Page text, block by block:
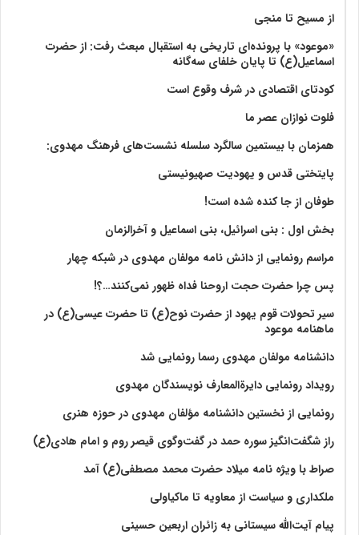
از مسیح تا منجی
«موعود» با پرونده‌ای تاریخی به استقبال مبعث رفت: از حضرت
اسماعیل(ع) تا پایان خلفای سه‌گانه
کودتای اقتصادی در شرف وقوع است
فلوت نوازان عصر ما
همزمان با بیستمین سالگرد سلسله نشست‌های فرهنگ مهدوی:‌
پایتختی قدس و یهودیت صهیونیستی
طوفان از جا کنده شده است!
بخش اول : بنی اسرائیل، بنی اسماعیل و آخرالزمان
مراسم رونمایی از دانش نامه مولفان مهدوی در شبکه چهار
پس چرا حضرت حجت اروحنا فداه ظهور نمی‌کنند…؟!
سیر تحولات قوم یهود از حضرت نوح(ع) تا حضرت عیسی(ع) در
ماهنامه موعود
دانشنامه مولفان مهدوی رسما رونمایی شد
رویداد رونمایی دایرةالمعارف نویسندگان مهدوی
رونمایی از نخستین دانشنامه مؤلفان مهدوی در حوزه هنری
راز شگفت‌انگیز سوره حمد در گفت‌وگوی قیصر روم و امام هادی(ع)
صراط با ویژه نامه میلاد حضرت محمد مصطفی(ع) آمد
ملکداری و سیاست از معاویه تا ماکیاولی
پیام آیت‌الله سیستانی به زائران اربعین حسینی